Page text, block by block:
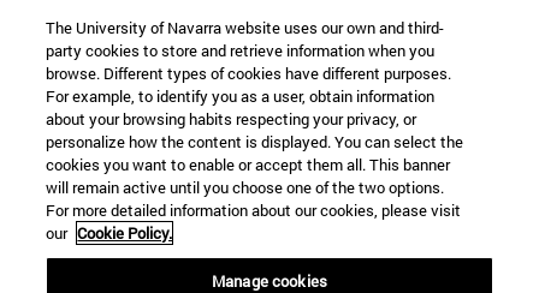
The University of Navarra website uses our own and third-
party cookies to store and retrieve information when you
browse. Different types of cookies have different purposes.
For example, to identify you as a user, obtain information
about your browsing habits respecting your privacy, or
personalize how the content is displayed. You can select the
cookies you want to enable or accept them all. This banner
will remain active until you choose one of the two options.
For more detailed information about our cookies, please visit
our Cookie Policy.
Manage cookies